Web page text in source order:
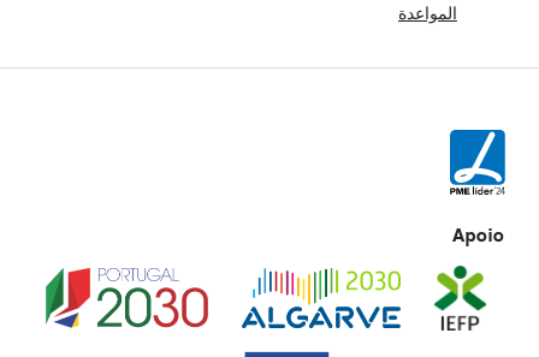
المواعدة
Apoio